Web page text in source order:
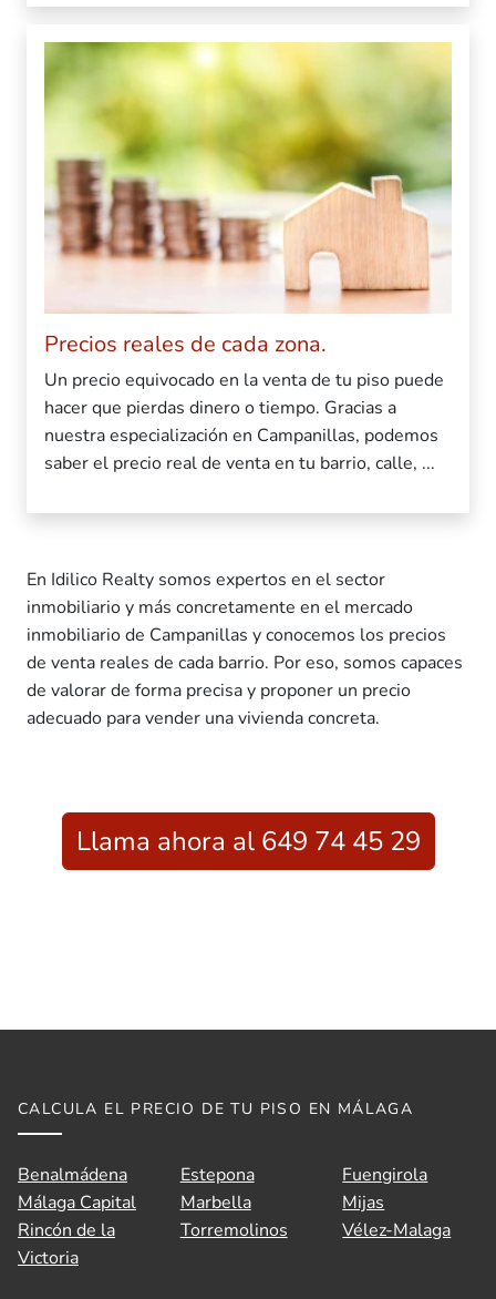
Precios reales de cada zona.
Un precio equivocado en la venta de tu piso puede
hacer que pierdas dinero o tiempo. Gracias a
nuestra especialización en Campanillas, podemos
saber el precio real de venta en tu barrio, calle, ...
En Idilico Realty somos expertos en el sector
inmobiliario y más concretamente en el mercado
inmobiliario de Campanillas y conocemos los precios
de venta reales de cada barrio. Por eso, somos capaces
de valorar de forma precisa y proponer un precio
adecuado para vender una vivienda concreta.
Llama ahora al 649 74 45 29
CALCULA EL PRECIO DE TU PISO EN MÁLAGA
Benalmádena Estepona
Fuengirola
Málaga Capital
Marbella
Mijas
Rincón de la
Victoria
Torremolinos Vélez-Malaga